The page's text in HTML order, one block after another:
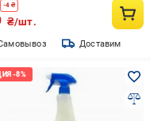
-4₴
₴/шт.
Доставим